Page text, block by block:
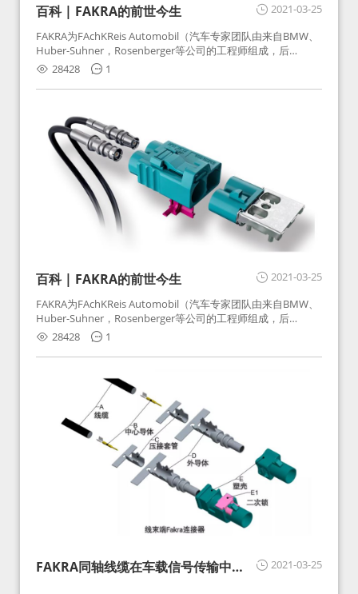
2021-03-25
百科 | FAKRA的前世今生
FAKRA为FAchKReis Automobil（汽车专家团队由来自BMW、
Huber-Suhner，Rosenberger等公司的工程师组成，后
Huber-Suhner相关连接器业务及技术在2010年并入
Rosenberger）缩写。起初为BMW需求用于车载收音机天线连
接，如今FAKRA已成为汽车行业通用标准的射频连接器，被业
28428 1
2021-03-25
百科 | FAKRA的前世今生
FAKRA为FAchKReis Automobil（汽车专家团队由来自BMW、
Huber-Suhner，Rosenberger等公司的工程师组成，后
Huber-Suhner相关连接器业务及技术在2010年并入
Rosenberger）缩写。起初为BMW需求用于车载收音机天线连
接，如今FAKRA已成为汽车行业通用标准的射频连接器，被业
28428 1
2021-03-25
FAKRA同轴线缆在车载信号传输中的